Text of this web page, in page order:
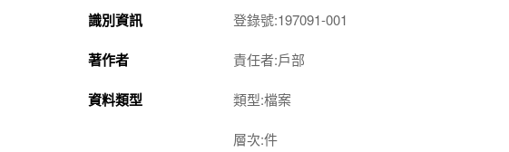
識別資訊 登錄號:197091-001
著作者 責任者:戶部
資料類型 類型:檔案
層次:件